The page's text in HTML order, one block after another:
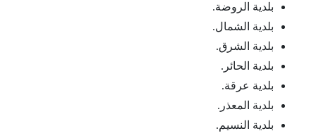
بلدية الروضة.
بلدية الشمال.
بلدية الشرق.
بلدية الحائر.
بلدية عرقة.
بلدية المعذر.
بلدية النسيم.